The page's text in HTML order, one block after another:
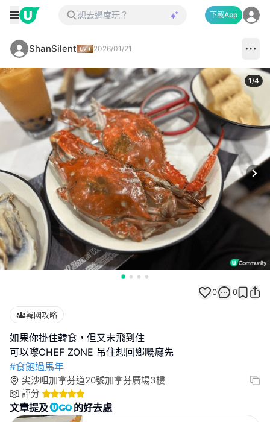
下載App
ShanSilent 2026/01/21
1/4
0 0
韓國攻略
如果你掛住韓食，但又未飛到住
#食飽過馬年
尖沙咀加拿芬道20號加拿芬廣場3樓
評分
文章提及 的好去處